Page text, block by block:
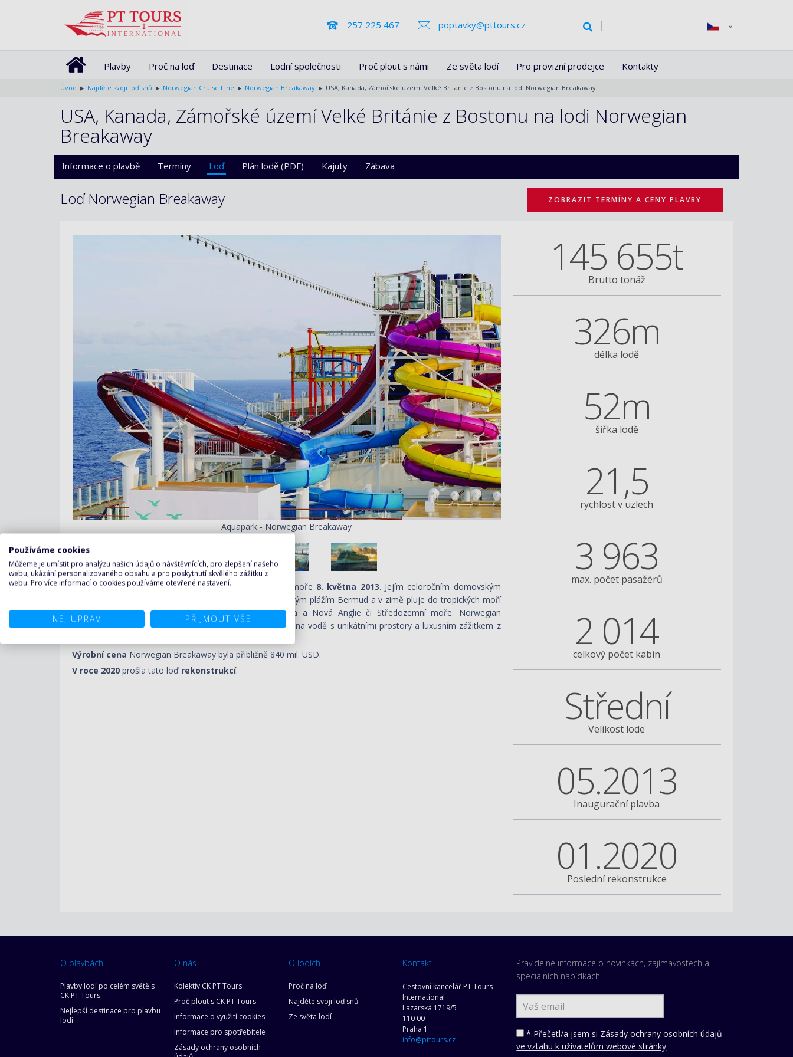
257 225 467 poptavky@pttours.cz
Plavby Proč na loď Destinace Lodní společnosti Proč plout s námi Ze světa lodí Pro provizní prodejce Kontakty
Úvod Najděte svoji loď snů Norwegian Cruise Line Norwegian Breakaway USA, Kanada, Zámořské území Velké Británie z Bostonu na lodi Norwegian Breakaway
USA, Kanada, Zámořské území Velké Británie z Bostonu na lodi Norwegian
Breakaway
Informace o plavbě Termíny Loď Plán lodě (PDF) Kajuty Zábava
Loď Norwegian Breakaway ZOBRAZIT TERMÍNY A CENY PLAVBY
Aquapark - Norwegian Breakaway
Výletní loďNorwegian Breakawaypoprvé vyplula na moře 8. května 2013. Jejím celoročním domovským
. Na jaře a v létě se plaví k písečným plážím Bermud a v zimě pluje do tropických moří
Karibiku a Baham. Dalšími jejími destinacemi je Kanda a Nová Anglie či Středozemní moře. Norwegian
Breakaway v sobě spojuje romantiku a kouzlo cestování na vodě s unikátními prostory a luxusním zážitkem z
Výrobní cena Norwegian Breakaway byla přibližně 840 mil. USD.
V roce 2020 prošla tato loď rekonstrukcí.
145 655t
Brutto tonáž
326m
délka lodě
52m
šířka lodě
21,5
rychlost v uzlech
3 963
max. počet pasažérů
2 014
celkový počet kabin
Střední
Velikost lode
05.2013
Inaugurační plavba
01.2020
Poslední rekonstrukce
O plavbách
Plavby lodí po celém světě s
CK PT Tours
Nejlepší destinace pro plavbu
lodí
O nás
Kolektiv CK PT Tours
Proč plout s CK PT Tours
Informace o využití cookies
Informace pro spotřebitele
Zásady ochrany osobních
O lodích
Proč na loď
Najděte svoji loď snů
Ze světa lodí
Kontakt
Cestovní kancelář PT Tours
International
Lazarská 1719/5
110 00
Praha 1
info@pttours.cz
Pravidelné informace o novinkách, zajímavostech a
speciálních nabídkách.
* Přečetl/a jsem si Zásady ochrany osobních údajů
ve vztahu k uživatelům webové stránky
Používáme cookies
Můžeme je umístit pro analýzu našich údajů o návštěvnících, pro zlepšení našeho
webu, ukázání personalizovaného obsahu a pro poskytnutí skvělého zážitku z
webu. Pro více informací o cookies používáme otevřené nastavení.
NE, UPRAV PŘIJMOUT VŠE